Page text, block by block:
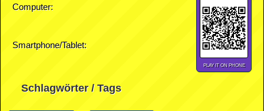
Computer:
Smartphone/Tablet:
PLAY IT ON PHONE
Schlagwörter / Tags